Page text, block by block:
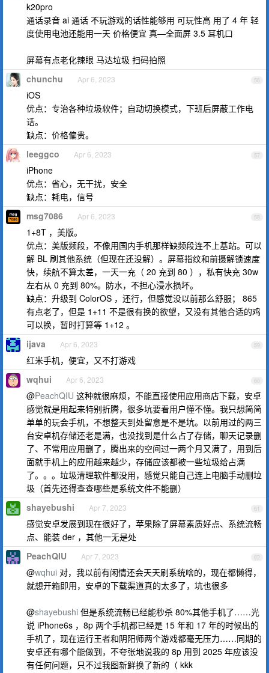
k20pro
通话录音 ai 通话 不玩游戏的话性能够用 可玩性高 用了 4 年 轻
度使用电池还能用一天 价格便宜 真—全面屏 3.5 耳机口
屏幕有点老化辣眼 马达垃圾 扫码拍照
56
chunchu Apr 6, 2023
iOS
优点：专治各种垃圾软件；自动切换模式，下班后屏蔽工作电
话。
缺点：价格偏贵。
57
leeggco Apr 6, 2023
iPhone
优点：省心，无干扰，安全
缺点：耗电，信号
58
msg7086 Apr 6, 2023
1+8T ，美版。
优点：美版频段，不像用国内手机那样缺频段连不上基站。可以
解 BL 刷其他系统（但现在还没解）。屏幕指纹和前摄解锁速度
快，续航不算太差，一天一充（ 20 充到 80 ），私有快充 30w
左右从 0 充到 80%。防水，不担心浸水损坏。
缺点：升级到 ColorOS ，还行，但感觉没以前那么舒服； 865
有点老了，但是 1+11 不是很有换的欲望，又没有其他合适的鸡
可以换，暂时打算等 1+12 。
59
ijava Apr 6, 2023
红米手机，便宜，又不打游戏
60
wqhui Apr 6, 2023
@PeachQIU 这种就很麻烦，不能直接使用应用商店下载，安卓
感觉就是用起来特别折腾，很多坑要看用户懂不懂。我只想简简
单单的玩会手机，不想整天到处留意是不是坑。以前用过的两三
台安卓机存储还老是满，也没找到是什么占了存储，聊天记录删
了、不常用应用删了，腾出来的空间过一两个月又满了，用到后
面就手机上的应用越来越少，存储应该都被一些垃圾给占满
了。。。垃圾清理软件都没用，感觉只能自己连上电脑手动删垃
圾（首先还得查查哪些是系统文件不能删）
61
shayebushi Apr 7, 2023
感觉安卓发展到现在很好了，苹果除了屏幕素质好点、系统流畅
点、能装 der ，其他一无是处
62
PeachQIU Apr 7, 2023
@wqhui 对，我以前有闲情还会天天刷系统啥的，现在都懒得，
就想开箱即用，安卓的下载渠道真的太多了，坑也很多
@shayebushi 但是系统流畅已经能秒杀 80%其他手机了……光
说 iPhone6s ，8p 两个手机都已经是 15 年和 17 年的时候出的
手机了，现在运行王者和阴阳师两个游戏都毫无压力……同期的
安卓还有哪个能做到，不夸张地说我的 8p 用到 2025 年应该没
有任何问题，只不过我图新鲜换了新的（ kkk